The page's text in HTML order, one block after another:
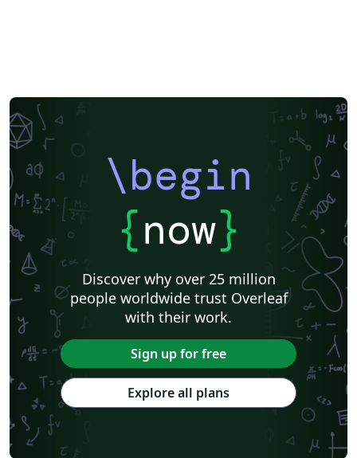
\begin
{now}
Discover why over 25 million
people worldwide trust Overleaf
with their work.
Sign up for free
Explore all plans